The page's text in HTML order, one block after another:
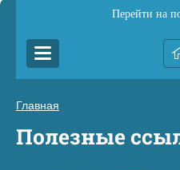
Перейти на
Главная
Полезные